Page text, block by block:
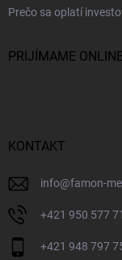
Prečo sa oplatí
PRIJÍMAME
KONTAKT
info@famon-
+421 950 577
+421 948 797